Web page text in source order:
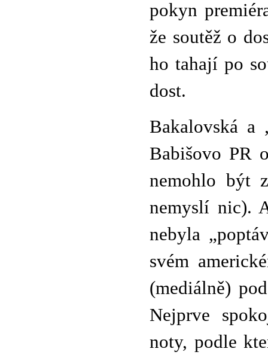
pokyn
že soutěž o
ho tahají po
dost.
Bakalovská a
Babišovo PR
nemohlo být
nemyslí nic).
nebyla
svém
(mediálně)
Nejprve
noty, podle